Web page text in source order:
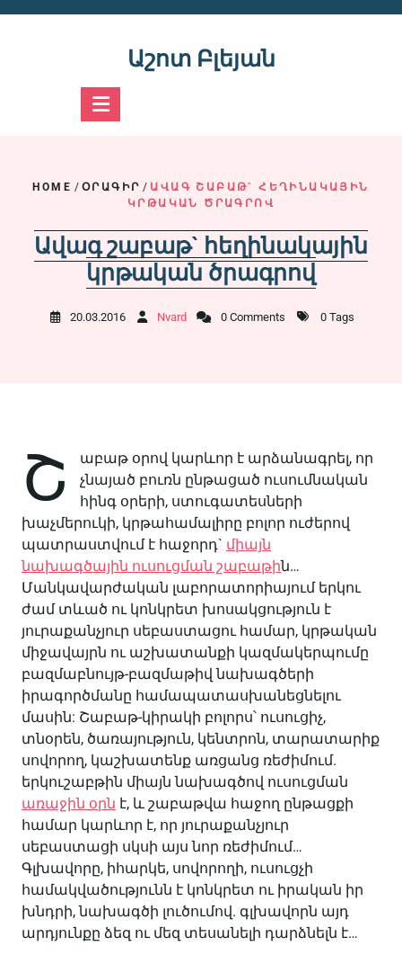
Աշոտ Բլեյան
HOME / ՕՐԱԳԻՐ / ԱՎԱԳ ՇԱԲԱԹ` ՀԵՂԻՆԱԿԱՅԻՆ
ԿՐԹԱԿԱՆ ԾՐԱԳՐՈՎ
Ավագ շաբաթ` հեղինակային
կրթական ծրագրով
20.03.2016 Nvard 0 Comments 0 Tags
Շ
աբաթ օրով կարևոր է արձանագրել, որ
չնայած բուռն ընթացած ուսումնական
հինգ օրերի, ստուգատեսների
խաչմերուկի, կրթահամալիրը բոլոր ուժերով
պատրաստվում է հաջորդ` միայն
նախագծային ուսուցման շաբաթին…
Մանկավարժական լաբորատորիայում երկու
ժամ տևած ու կոնկրետ խոսակցություն է
յուրաքանչյուր սեբաստացու համար, կրթական
միջավայրն ու աշխատանքի կազմակերպումը
բազմաբնույթ-բազմաթիվ նախագծերի
իրագործմանը համապատասխանեցնելու
մասին: Շաբաթ-կիրակի բոլորս՝ ուսուցիչ,
տնօրեն, ծառայություն, կենտրոն, տարատարիք
սովորող, կաշխատենք առցանց ռեժիմում.
երկուշաբթին միայն նախագծով ուսուցման
առաջին օրն է, և շաբաթվա հաջող ընթացքի
համար կարևոր է, որ յուրաքանչյուր
սեբաստացի սկսի այս նոր ռեժիմում…
Գլխավորը, իհարկե, սովորողի, ուսուցչի
համակվածությունն է կոնկրետ ու իրական իր
խնդրի, նախագծի լուծումով. գլխավորն այդ
արդյունքը ձեզ ու մեզ տեսանելի դարձնելն է…